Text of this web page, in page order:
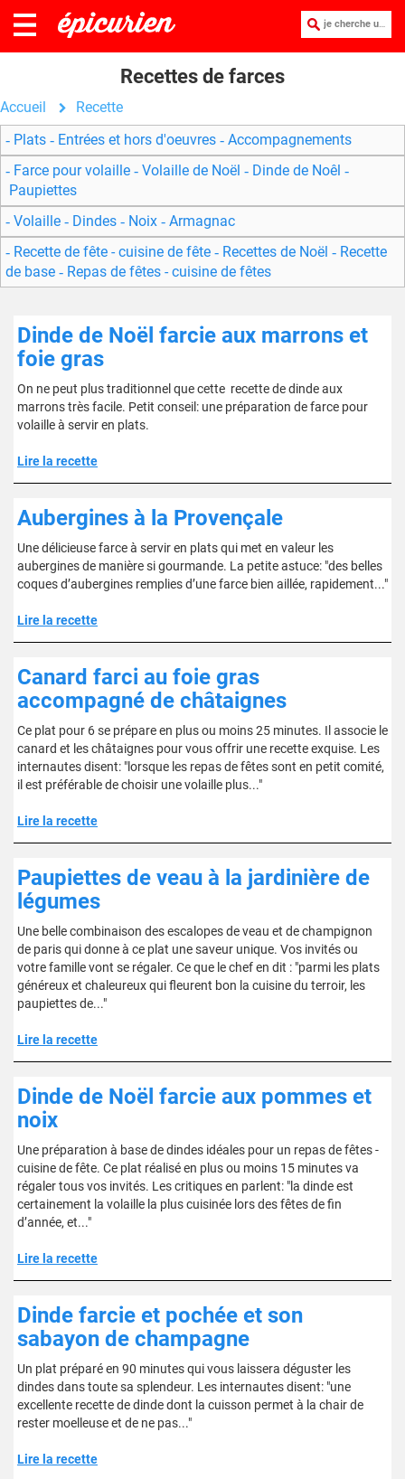
je cherche une recette :
Recettes de farces
Accueil
Recette
Plats
Entrées et hors d'oeuvres
Accompagnements
Farce pour volaille
Volaille de Noël
Dinde de Noêl
Paupiettes
Volaille
Dindes Noix
Armagnac
Recette de fête - cuisine de fête
Recettes de Noël
Recette
de base
Repas de fêtes - cuisine de fêtes
Dinde de Noël farcie aux marrons et
foie gras
On ne peut plus traditionnel que cette recette de dinde aux
marrons très facile. Petit conseil: une préparation de farce pour
volaille à servir en plats.
Lire la recette
Aubergines à la Provençale
Une délicieuse farce à servir en plats qui met en valeur les
aubergines de manière si gourmande. La petite astuce: "des belles
coques d’aubergines remplies d’une farce bien aillée, rapidement..."
Lire la recette
Canard farci au foie gras
accompagné de châtaignes
Ce plat pour 6 se prépare en plus ou moins 25 minutes. Il associe le
canard et les châtaignes pour vous offrir une recette exquise. Les
internautes disent: "lorsque les repas de fêtes sont en petit comité,
il est préférable de choisir une volaille plus..."
Lire la recette
Paupiettes de veau à la jardinière de
légumes
Une belle combinaison des escalopes de veau et de champignon
de paris qui donne à ce plat une saveur unique. Vos invités ou
votre famille vont se régaler. Ce que le chef en dit : "parmi les plats
généreux et chaleureux qui fleurent bon la cuisine du terroir, les
paupiettes de..."
Lire la recette
Dinde de Noël farcie aux pommes et
noix
Une préparation à base de dindes idéales pour un repas de fêtes -
cuisine de fête. Ce plat réalisé en plus ou moins 15 minutes va
régaler tous vos invités. Les critiques en parlent: "la dinde est
certainement la volaille la plus cuisinée lors des fêtes de fin
d’année, et..."
Lire la recette
Dinde farcie et pochée et son
sabayon de champagne
Un plat préparé en 90 minutes qui vous laissera déguster les
dindes dans toute sa splendeur. Les internautes disent: "une
excellente recette de dinde dont la cuisson permet à la chair de
rester moelleuse et de ne pas..."
Lire la recette